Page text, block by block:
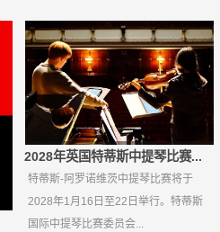
2028年英国特蒂斯中提琴比赛...
特蒂斯-阿罗诺维茨中提琴比赛将于
2028年1月16日至22日举行。特蒂斯
国际中提琴比赛委员会...